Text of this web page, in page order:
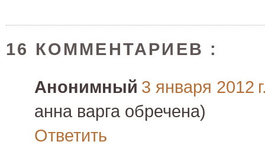
16 КОММЕНТАРИЕВ :
Анонимный 3 января 2012
анна варга обречена)
Ответить